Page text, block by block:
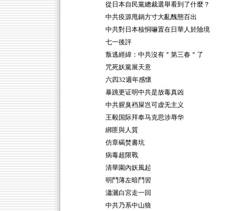
從日本自民黨總裁選舉看到了什麼？
中共疫源甩鍋方寸大亂醜態百出
中共對日本核恫嚇置在日華人於險境
七一後評
叛逃經緯：中共沒有＂第三春＂了
咒死妖黨展天意
六四32週年感懷
暴跳更证明中共是放毒真凶
中共腥臭裆屎岂可虚无主义
王毅国际拜奉马克思涉辱华
綁匪與人質
仿章碣焚書坑
病毒超限戰
清華園內妖風起
明鬥薄左暗鬥習
瀟灑白宮走一回
中共乃系中山狼